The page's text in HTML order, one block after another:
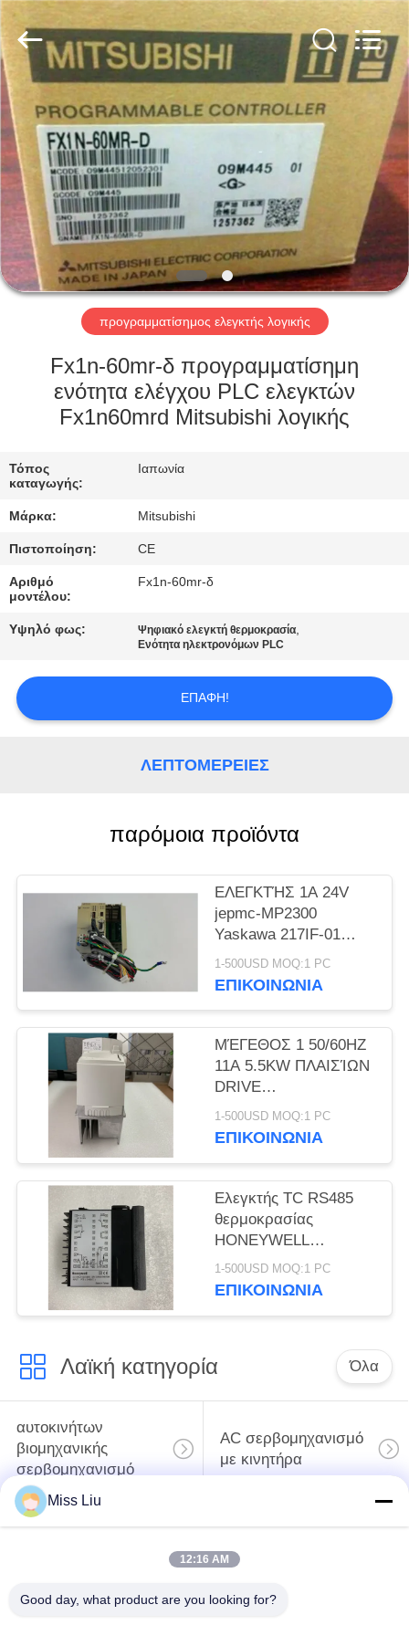
ΣΠΊΤΙ
ΠΡΟΪΌΝΤΑ
ΠΕΡΊΠΟΥ
ΕΜΕΊΣ
ΓΎΡΟΣ
ΕΡΓΟΣΤΑΣΊΩΝ
ΠΟΙΟΤΙΚΌΣ
ΈΛΕΓΧΟΣ
ΜΑΣ
ΕΛΆΤΕ
ΕΠΑΦΉ
ΜΕ
ΖΗΤΉΣΤΕ
ΈΝΑ
ΑΠΌΣΠΑΣΜΑ
PRIVACY
Viyork
LTD.
All
Rights
Reserved.
προγραμματίσημος ελεγκτής λογικής
Fx1n-60mr-δ προγραμματίσημη
ενότητα ελέγχου PLC ελεγκτών
Fx1n60mrd Mitsubishi λογικής
Τόπος
καταγωγής:
Ιαπωνία
Μάρκα: Mitsubishi
Πιστοποίηση: CE
Αριθμό
μοντέλου:
Fx1n-60mr-δ
Υψηλό φως: Ψηφιακό ελεγκτή θερμοκρασία,
Ενότητα ηλεκτρονόμων PLC
ΕΠΑΦΉ!
ΛΕΠΤΟΜΈΡΕΙΕΣ
παρόμοια προϊόντα
ΕΛΕΓΚΤΉΣ 1A 24V
jepmc-MP2300
Yaskawa 217IF-01
ΕΞΟΥΣΙΟΔΌΤΗΣΗ 1
ΈΤΟΥΣ ΝΈΑ
1-500USD MOQ:1 PC
ΕΠΙΚΟΙΝΩΝΊΑ
ΜΈΓΕΘΟΣ 1 50/60HZ
11A 5.5KW ΠΛΑΙΣΊΩΝ
DRIVE
ΑΝΑΣΤΡΟΦΈΩΝ
NIDEC SP1406 ΝΈΟ
1-500USD MOQ:1 PC
ΕΠΙΚΟΙΝΩΝΊΑ
Ελεγκτής TC RS485
θερμοκρασίας
HONEYWELL
dc1040cr-30210b-ε
ΝΈΟΣ
1-500USD MOQ:1 PC
ΕΠΙΚΟΙΝΩΝΊΑ
Λαϊκή κατηγορία Όλα
αυτοκινήτων
βιομηχανικής
σερβομηχανισμό
AC σερβομηχανισμό
με κινητήρα
σερβο ενισχυτής
ρεύματος
Miss Liu
12:16 AM
Good day, what product are you looking for?